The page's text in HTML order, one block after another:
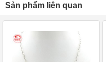
Sản phẩm liên quan